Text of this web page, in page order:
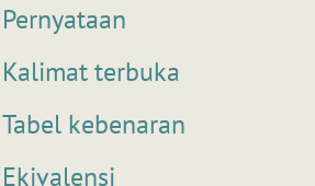
Pernyataan
Kalimat terbuka
Tabel kebenaran
Ekivalensi